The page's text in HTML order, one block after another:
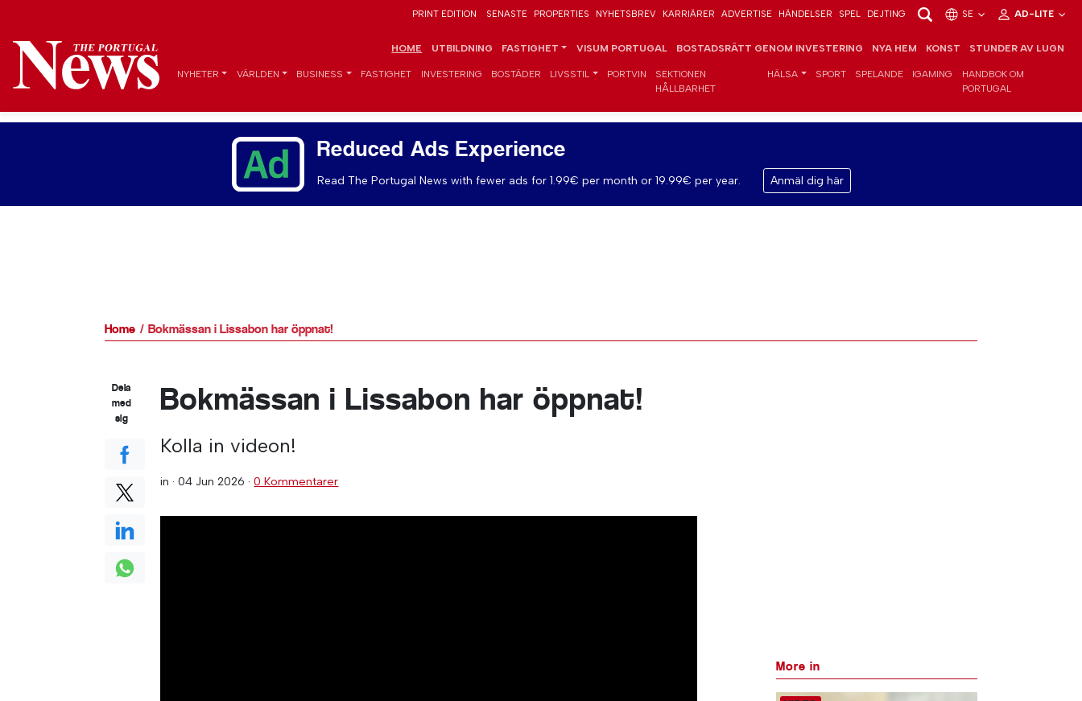
PRINT EDITION SENASTE PROPERTIES NYHETSBREV KARRIÄRER ADVERTISE HÄNDELSER SPEL DEJTING SE AD-LITE
HOME UTBILDNING FASTIGHET VISUM PORTUGAL BOSTADSRÄTT GENOM INVESTERING NYA HEM KONST STUNDER AV LUGN
NYHETER VÄRLDEN BUSINESS FASTIGHET INVESTERING BOSTÄDER LIVSSTIL PORTVIN
SEKTIONEN
HÅLLBARHET
HÄLSA SPORT SPELANDE IGAMING
HANDBOK OM
PORTUGAL
Reduced Ads Experience
Read The Portugal News with fewer ads for 1.99€ per month or 19.99€ per year. Anmäl dig här
Home Bokmässan i Lissabon har öppnat!
Bokmässan i Lissabon har öppnat!
Kolla in videon!
in ·04 Jun 2026 ·0 Kommentarer
Dela
med
sig
More in